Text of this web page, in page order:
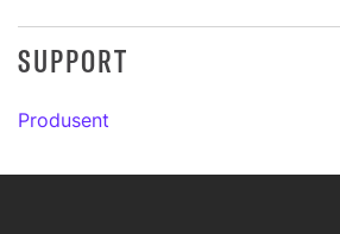
SUPPORT
Produsent